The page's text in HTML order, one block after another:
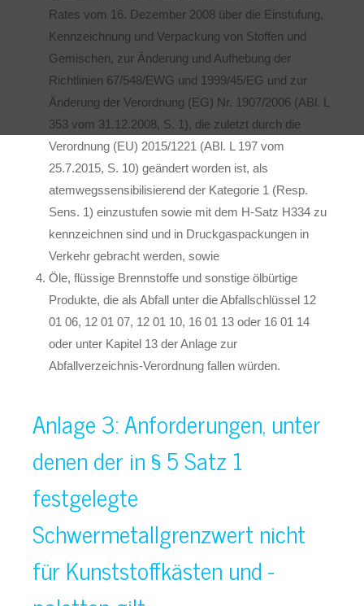
Rates vom 16. Dezember 2008 über die Einstufung,
Kennzeichnung und Verpackung von Stoffen und
Gemischen, zur Änderung und Aufhebung der
Richtlinien 67/548/EWG und 1999/45/EG und zur
Änderung der Verordnung (EG) Nr. 1907/2006 (ABl. L
353 vom 31.12.2008, S. 1), die zuletzt durch die
Verordnung (EU) 2015/1221 (ABl. L 197 vom
25.7.2015, S. 10) geändert worden ist, als
atemwegssensibilisierend der Kategorie 1 (Resp.
Sens. 1) einzustufen sowie mit dem H-Satz H334 zu
kennzeichnen sind und in Druckgaspackungen in
Verkehr gebracht werden, sowie
Öle, flüssige Brennstoffe und sonstige ölbürtige
Produkte, die als Abfall unter die Abfallschlüssel 12
01 06, 12 01 07, 12 01 10, 16 01 13 oder 16 01 14
oder unter Kapitel 13 der Anlage zur
Abfallverzeichnis-Verordnung fallen würden.
Anlage 3: Anforderungen, unter
denen der in § 5 Satz 1
festgelegte
Schwermetallgrenzwert nicht
für Kunststoffkästen und -